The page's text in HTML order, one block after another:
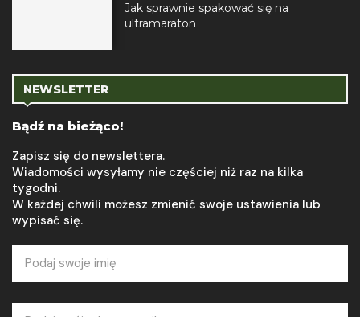
Jak sprawnie spakować się na
ultramaraton
NEWSLETTER
Bądź na bieżąco!
Zapisz się do newslettera.
Wiadomości wysyłamy nie częściej niż raz na kilka
tygodni.
W każdej chwili możesz zmienić swoje ustawienia lub
wypisać się.